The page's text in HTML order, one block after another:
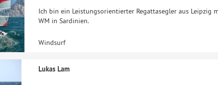
Ich bin ein Leistungsorientierter Regattasegler aus
WM in Sardinien.
Windsurf
Lukas Lam